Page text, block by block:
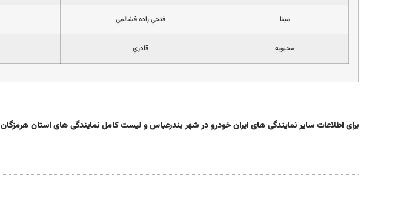
مينا فتحي زاده فشالمي
محبوبه قادري
برای اطلاعات سایر نمایندگی های ایران خودرو در شهر بندرعباس و لیست کامل نمایندگی های استان هرمزگان